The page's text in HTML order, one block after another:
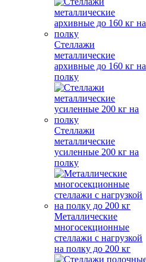
Стеллажи
металлические
архивные до 160 кг на
полку
Стеллажи
металлические
усиленные 200 кг на
полку
Металлические
многосекционные
стеллажи с нагрузкой
на полку до 200 кг